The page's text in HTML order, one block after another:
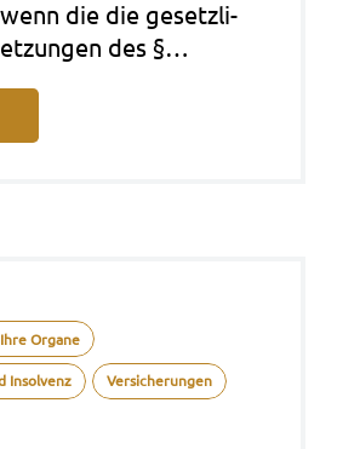
die die gesetz­li­
des §…
Organe
Insolvenz Versicherungen